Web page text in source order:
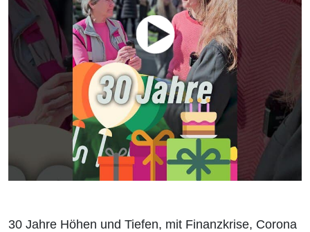
30 Jahre Höhen und Tiefen, mit Finanzkrise, Corona